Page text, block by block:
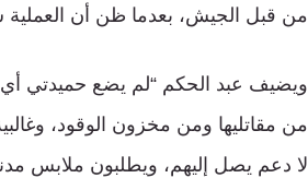
من قبل الجيش، بعدما ظن أن
ويضيف عبد الحكم “لم يضع حميدتي أي
من مقاتليها ومن مخزون الوقود،
لا دعم يصل إليهم، ويطلبون ملابس